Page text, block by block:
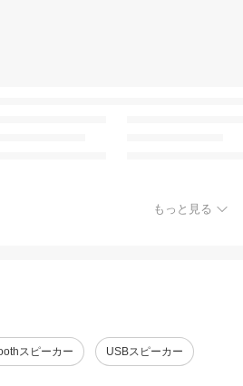
もっと見る
スピーカー USBスピーカー